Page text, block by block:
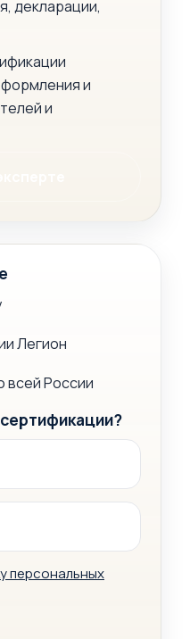
декларации,
и
и
Легион
всей России
персональных